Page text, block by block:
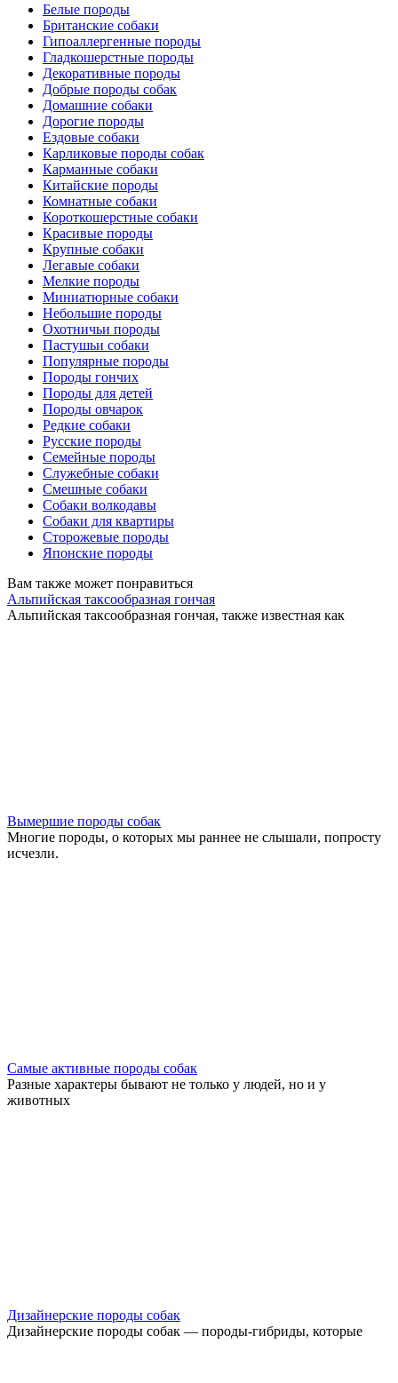
Белые породы
Британские собаки
Гипоаллергенные породы
Гладкошерстные породы
Декоративные породы
Добрые породы собак
Домашние собаки
Дорогие породы
Ездовые собаки
Карликовые породы собак
Карманные собаки
Китайские породы
Комнатные собаки
Короткошерстные собаки
Красивые породы
Крупные собаки
Легавые собаки
Мелкие породы
Миниатюрные собаки
Небольшие породы
Охотничьи породы
Пастушьи собаки
Популярные породы
Породы гончих
Породы для детей
Породы овчарок
Редкие собаки
Русские породы
Семейные породы
Служебные собаки
Смешные собаки
Собаки волкодавы
Собаки для квартиры
Сторожевые породы
Японские породы
Вам также может понравиться
Альпийская таксообразная гончая
Альпийская таксообразная гончая, также известная как
Вымершие породы собак
Многие породы, о которых мы раннее не слышали, попросту
исчезли.
Самые активные породы собак
Разные характеры бывают не только у людей, но и у
животных
Дизайнерские породы собак
Дизайнерские породы собак — породы-гибриды, которые